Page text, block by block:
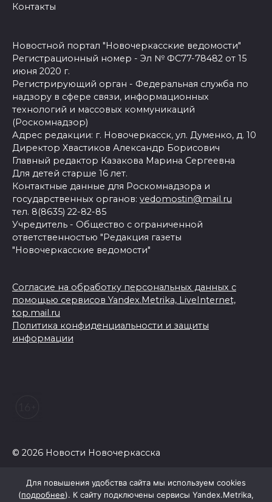
Контакты
Новостной портал "Новочеркасские ведомости"
Регистрационный номер - Эл № ФС77-78482 от 15
июня 2020 г.
Регистрирующий орган - Федеральная служба по
надзору в сфере связи, информационных
технологий и массовых коммуникаций
(Роскомнадзор)
Адрес редакции: г. Новочеркасск, ул. Думенко, д. 10
Директор Хвастиков Александр Борисович
Главный редактор Казакова Марина Сергеевна
Для детей старше 16 лет.
Контактные данные для Роскомнадзора и
государственных органов: vedomostin@mail.ru
тел. 8(8635) 22-82-85
Учредитель - Общество с ограниченной
ответственностью "Редакция газеты
"Новочеркасские ведомости"
Согласие на обработку персональных данных с
помощью сервисов Yandex.Metrika, LiveInternet,
top.mail.ru
Политика конфиденциальности и защиты
информации
© 2026 Новости Новочеркасска
Для повышения удобства сайта мы используем cookies
(подробнее). К сайту подключены сервисы Yandex.Metrika,